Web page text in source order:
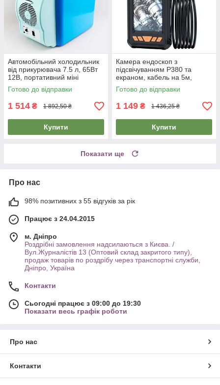
Автомобільний холодильник
від прикурювача 7.5 л, 65Вт
12В, портативний міні
холодильник у машину
Готово до відправки
1 514 ₴ 1 892,50 ₴
Купити
Камера ендоскоп з
підсвічуванням P380 та
екраном, кабель на 5м,
ендоскоп для сто, камера
для важкодоступних місць
Готово до відправки
1 149 ₴ 1 436,25 ₴
Купити
Показати ще
Про нас
98% позитивних з 55 відгуків за рік
Працює з 24.04.2015
м. Дніпро
Роздрібні замовлення надсилаються з Києва. /
Вул.Журналістів 13 (Оптовий склад закритого типу),
продаж товарів по роздрібу через транспортні служби,
Дніпро, Україна
Контакти
Сьогодні працює з 09:00 до 19:30
Показати весь графік роботи
Про нас
Контакти